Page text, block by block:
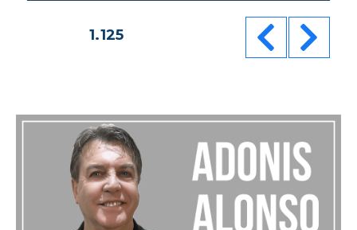
Paginação
posts
PÁGINA1.125